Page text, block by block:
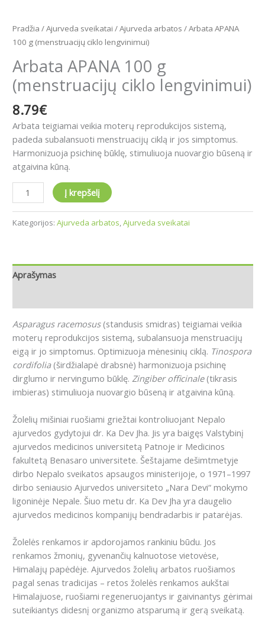
Pradžia /Ajurveda sveikatai /Ajurveda arbatos / Arbata APANA
100 g (menstruacijų ciklo lengvinimui)
Arbata APANA 100 g
(menstruacijų ciklo lengvinimui)
8.79€
Arbata teigiamai veikia moterų reprodukcijos sistemą,
padeda subalansuoti menstruacijų ciklą ir jos simptomus.
Harmonizuoja psichinę būklę, stimuliuoja nuovargio būseną ir
atgaivina kūną.
Į krepšelį
Kategorijos: Ajurveda arbatos,Ajurveda sveikatai
Aprašymas
Asparagus racemosus(standusis smidras) teigiamai veikia
moterų reprodukcijos sistemą, subalansuoja menstruacijų
eigą ir jo simptomus. Optimizuoja mėnesinių ciklą. Tinospora
cordifolia(širdžialapė drabsnė) harmonizuoja psichinę
dirglumo ir nervingumo būklę. Zingiber officinale(tikrasis
imbieras) stimuliuoja nuovargio būseną ir atgaivina kūną.
Žolelių mišiniai ruošiami griežtai kontroliuojant Nepalo
ajurvedos gydytojui dr. Ka Dev Jha. Jis yra baigęs Valstybinį
ajurvedos medicinos universitetą Patnoje ir Medicinos
fakultetą Benasaro universitete. Šeštajame dešimtmetyje
dirbo Nepalo sveikatos apsaugos ministerijoje, o 1971–1997
dirbo seniausio Ajurvedos universiteto „Nara Devi“ mokymo
ligoninėje Nepale. Šiuo metu dr. Ka Dev Jha yra daugelio
ajurvedos medicinos kompanijų bendradarbis ir patarėjas.
Žolelės renkamos ir apdorojamos rankiniu būdu. Jos
renkamos žmonių, gyvenančių kalnuotose vietovėse,
Himalajų papėdėje. Ajurvedos žolelių arbatos ruošiamos
pagal senas tradicijas – retos žolelės renkamos aukštai
Himalajuose, ruošiami regeneruojantys ir gaivinantys gėrimai
suteikiantys didesnį organizmo atsparumą ir gerą sveikatą.